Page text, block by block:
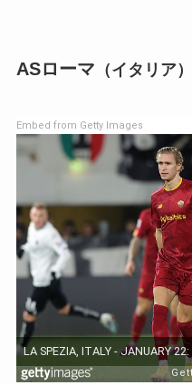
ASローマ （イタリア）
Embed from Getty Images